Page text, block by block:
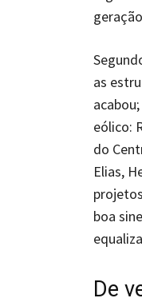
as
eólico:
do
Elias,
boa
De